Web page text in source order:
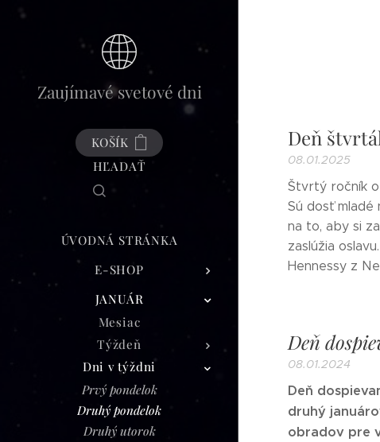
Zaujímavé svetové dni
KOŠÍK
HĽADAŤ
ÚVODNÁ STRÁNKA
E-SHOP
JANUÁR
Mesiac
Týždeň
Dni v týždni
Prvý pondelok
Druhý pondelok
Druhý utorok
Deň
08.01.2025
Štvrtý ročník
Sú dosť mladé
na to, aby si
zaslúžia
Hennessy z
Deň
08.01.2024
Deň
druhý
obradov pre